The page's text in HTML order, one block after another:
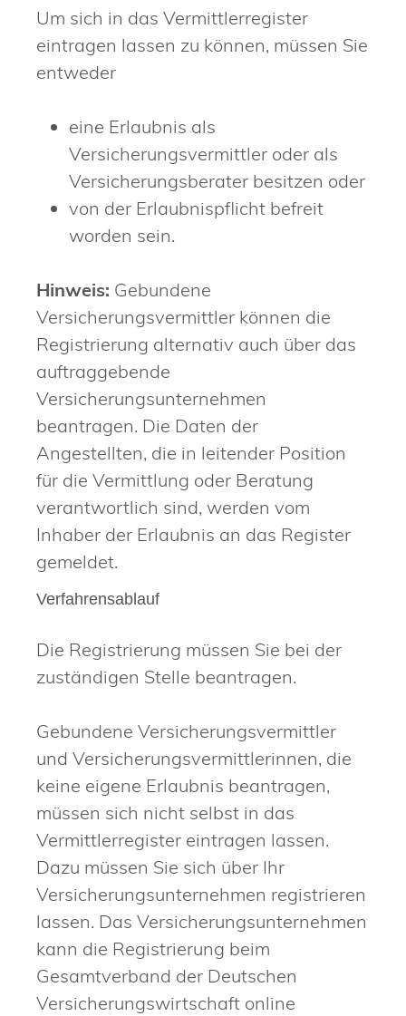
Um sich in das Vermittlerregister
eintragen lassen zu können, müssen Sie
entweder
eine Erlaubnis als
Versicherungsvermittler oder als
Versicherungsberater besitzen oder
von der Erlaubnispflicht befreit
worden sein.
Hinweis: Gebundene
Versicherungsvermittler können die
Registrierung alternativ auch über das
auftraggebende
Versicherungsunternehmen
beantragen. Die Daten der
Angestellten, die in leitender Position
für die Vermittlung oder Beratung
verantwortlich sind, werden vom
Inhaber der Erlaubnis an das Register
gemeldet.
Verfahrensablauf
Die Registrierung müssen Sie bei der
zuständigen Stelle beantragen.
Gebundene Versicherungsvermittler
und Versicherungsvermittlerinnen, die
keine eigene Erlaubnis beantragen,
müssen sich nicht selbst in das
Vermittlerregister eintragen lassen.
Dazu müssen Sie sich über Ihr
Versicherungsunternehmen registrieren
lassen. Das Versicherungsunternehmen
kann die Registrierung beim
Gesamtverband der Deutschen
Versicherungswirtschaft online